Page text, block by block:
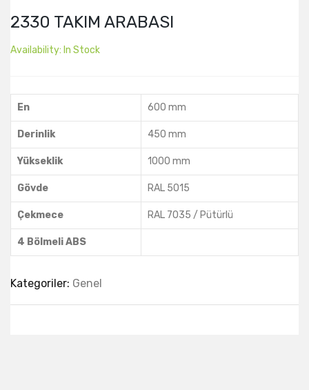
2330 TAKIM ARABASI
Availability: In Stock
En 600 mm
Derinlik 450 mm
Yükseklik 1000 mm
Gövde RAL 5015
Çekmece RAL 7035 / Pütürlü
4 Bölmeli ABS
Kategoriler: Genel